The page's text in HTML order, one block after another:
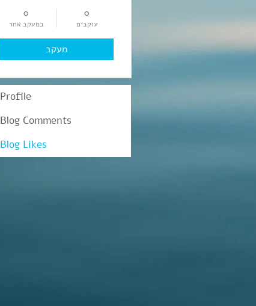
0
עוקבים
0
במעקב אחר
מעקב
Profile
Blog Comments
Blog Likes